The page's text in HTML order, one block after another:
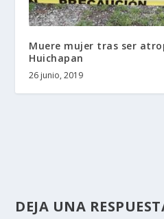
Muere mujer tras ser
Huichapan
26 junio, 2019
DEJA UNA